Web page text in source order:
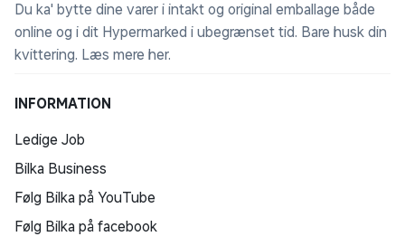
Du ka' bytte dine varer i intakt og original emballage både
online og i dit Hypermarked i ubegrænset tid. Bare husk din
kvittering. Læs mere her.
INFORMATION
Ledige Job
Bilka Business
Følg Bilka på YouTube
Følg Bilka på facebook